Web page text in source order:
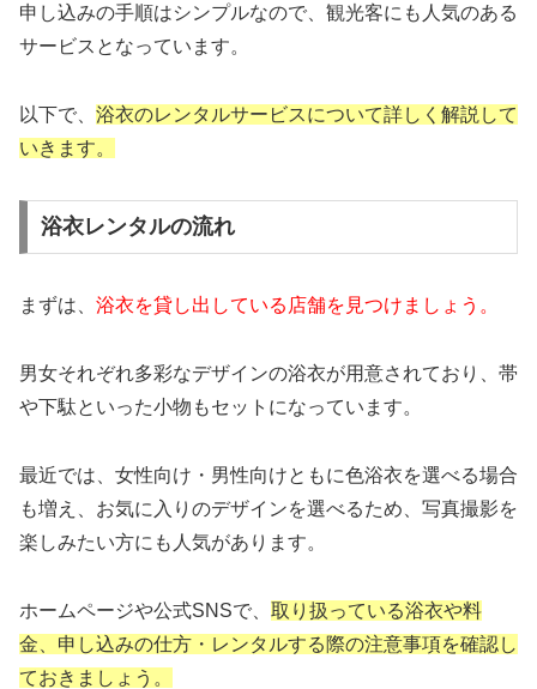
申し込みの手順はシンプルなので、観光客にも人気のある
サービスとなっています。
以下で、 浴衣のレンタルサービスについて詳しく解説して
いきます。
浴衣レンタルの流れ
まずは、 浴衣を貸し出している店舗を見つけましょう。
男女それぞれ多彩なデザインの浴衣が用意されており、帯
や下駄といった小物もセットになっています。
最近では、女性向け・男性向けともに色浴衣を選べる場合
も増え、お気に入りのデザインを選べるため、写真撮影を
楽しみたい方にも人気があります。
ホームページや公式SNSで、 取り扱っている浴衣や料
金、申し込みの仕方・レンタルする際の注意事項を確認し
ておきましょう。